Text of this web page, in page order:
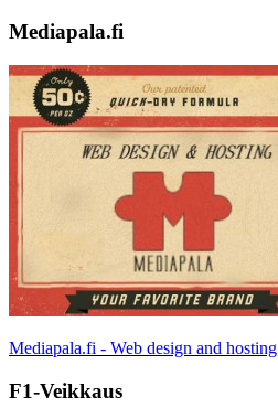
Mediapala.fi
Mediapala.fi - Web design and hosting
F1-Veikkaus